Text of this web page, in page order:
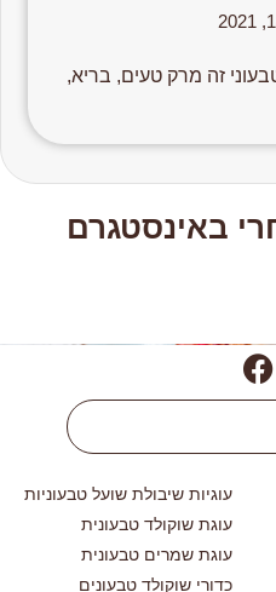
זה מרק טעים, בריא,
באינסטגרם
עוגיות שיבולת שועל טבעוניות
עוגת שוקולד טבעונית
עוגת שמרים טבעונית
כדורי שוקולד טבעונים